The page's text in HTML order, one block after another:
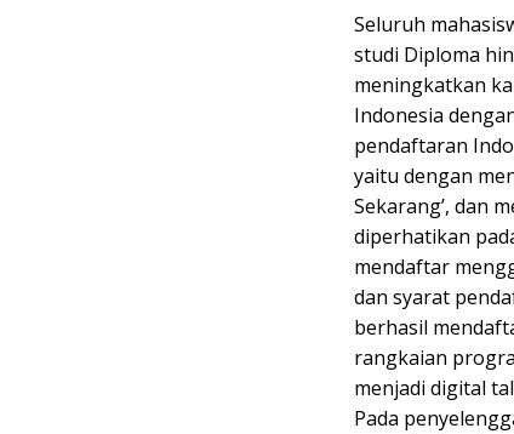
Seluruh
studi Diploma
meningkatkan
Indonesia
pendaftaran
yaitu dengan
Sekarang’, dan
diperhatikan
mendaftar
dan syarat
berhasil
rangkaian
menjadi digital
Pada